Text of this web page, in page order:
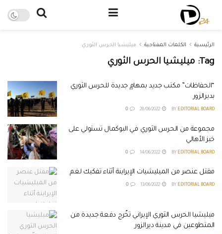
الرئيسية الكلمات المفتاحية ميليشيا الحرس الثوري
Tag: ميليشيا الحرس الثوري
“الحفاظات” مكتب جديد بمهامٍ جديدة للحرس الثوري
بديرالزور
BY EDITORIAL BOARD
مجموعة من الحرس الثوري في البوكمال تستولي على
خبز الأهالي
BY EDITORIAL BOARD
مقتل عنصر من الميليشيات الإيراينة أثناء تفكيك لغم
BY EDITORIAL BOARD
ميليشيا الحرس الثوري الإيراني تخّرج دفعة جديدة من
المتطوعين في مدينة ديرالزور